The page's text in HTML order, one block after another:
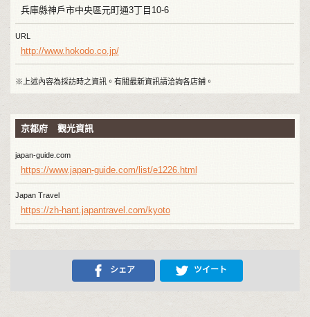
兵庫縣神戶市中央區元町通3丁目10-6
URL
http://www.hokodo.co.jp/
※上述內容為採訪時之資訊。有關最新資訊請洽詢各店鋪。
京都府 觀光資訊
japan-guide.com
https://www.japan-guide.com/list/e1226.html
Japan Travel
https://zh-hant.japantravel.com/kyoto
シェア ツイート